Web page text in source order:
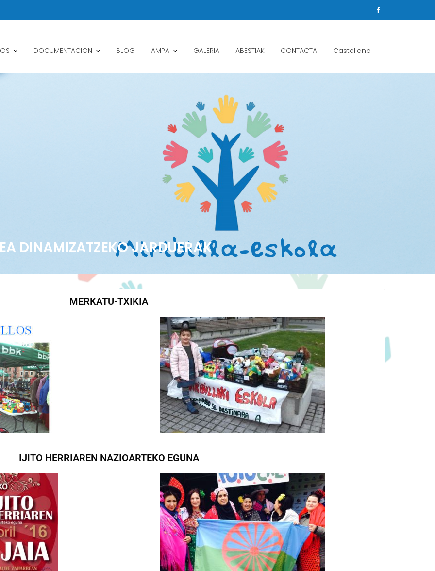
DOCUMENTACION BLOG AMPA GALERIA ABESTIAK CONTACTA Castellano
DINAMIZATZEKO JARDUERAK
MERKATU-TXIKIA
IJITO HERRIAREN NAZIOARTEKO EGUNA